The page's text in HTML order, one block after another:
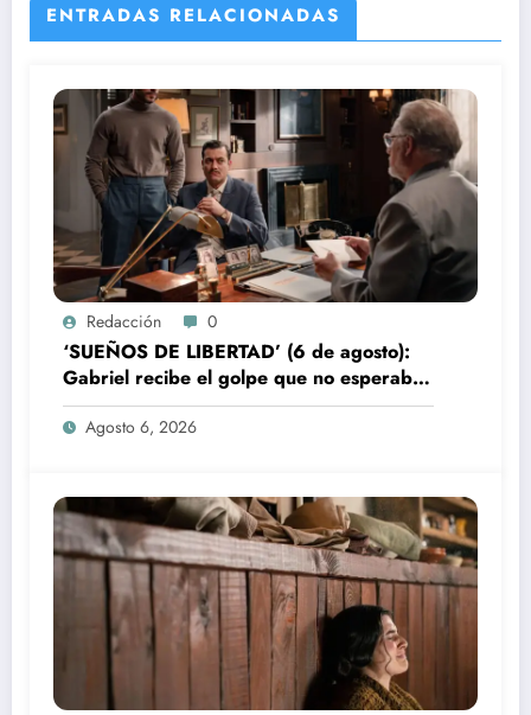
ENTRADAS RELACIONADAS
Redacción 0
‘SUEÑOS DE LIBERTAD’ (6 de agosto):
Gabriel recibe el golpe que no esperaba
en la fábrica
Agosto 6, 2026